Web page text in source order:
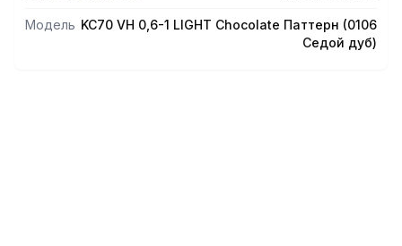
Модель KC70 VH 0,6-1 LIGHT Chocolate Паттерн (0106
Седой дуб)